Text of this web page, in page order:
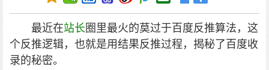
最近在站长圈里最火的莫过于百度反推算法，这
个反推逻辑，也就是用结果反推过程，揭秘了百度收
录的秘密。